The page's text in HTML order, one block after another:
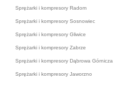
Sprężarki i kompresory Radom
Sprężarki i kompresory Sosnowiec
Sprężarki i kompresory Gliwice
Sprężarki i kompresory Zabrze
Sprężarki i kompresory Dąbrowa Górnicza
Sprężarki i kompresory Jaworzno